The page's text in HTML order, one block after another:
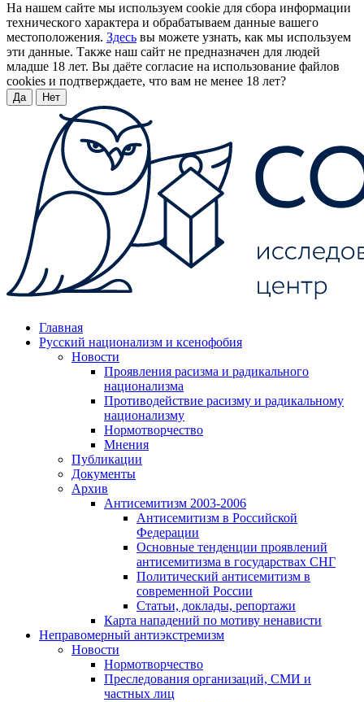
На нашем сайте мы используем cookie для сбора информации
технического характера и обрабатываем данные вашего
местоположения. Здесь вы можете узнать, как мы используем
эти данные. Также наш сайт не предназначен для людей
младше 18 лет. Вы даёте согласие на использование файлов
cookies и подтверждаете, что вам не менее 18 лет?
Да Нет
Главная
Русский национализм и ксенофобия
Новости
Проявления расизма и радикального
национализма
Противодействие расизму и радикальному
национализму
Нормотворчество
Мнения
Публикации
Документы
Архив
Антисемитизм 2003-2006
Антисемитизм в Российской
Федерации
Основные тенденции проявлений
антисемитизма в государствах СНГ
Политический антисемитизм в
современной России
Статьи, доклады, репортажи
Карта нападений по мотиву ненависти
Неправомерный антиэкстремизм
Новости
Нормотворчество
Преследования организаций, СМИ и
частных лиц